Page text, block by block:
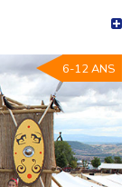
6-12 ANS